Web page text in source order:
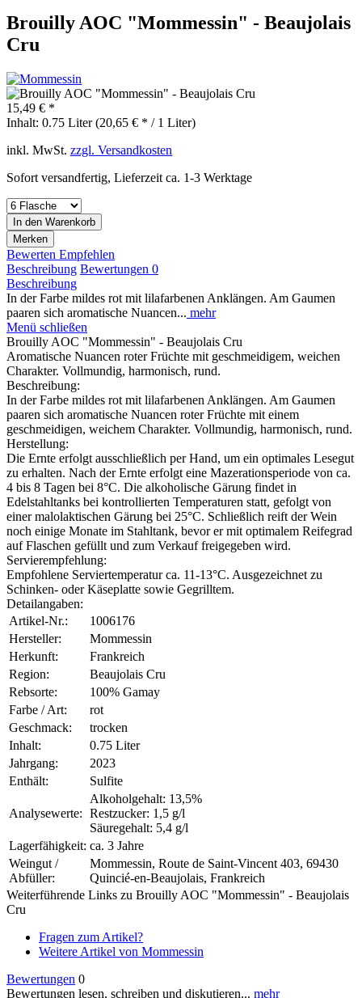
Brouilly AOC "Mommessin" - Beaujolais
Cru
15,49 € *
Inhalt: 0.75 Liter (20,65 € * / 1 Liter)
inkl. MwSt. zzgl. Versandkosten
Sofort versandfertig, Lieferzeit ca. 1-3 Werktage
In den Warenkorb
Merken
Bewerten Empfehlen
Beschreibung Bewertungen 0
Beschreibung
In der Farbe mildes rot mit lilafarbenen Anklängen. Am Gaumen
paaren sich aromatische Nuancen... mehr
Menü schließen
Brouilly AOC "Mommessin" - Beaujolais Cru
Aromatische Nuancen roter Früchte mit geschmeidigem, weichen
Charakter. Vollmundig, harmonisch, rund.
Beschreibung:
In der Farbe mildes rot mit lilafarbenen Anklängen. Am Gaumen
paaren sich aromatische Nuancen roter Früchte mit einem
geschmeidigen, weichem Charakter. Vollmundig, harmonisch, rund.
Herstellung:
Die Ernte erfolgt ausschließlich per Hand, um ein optimales Lesegut
zu erhalten. Nach der Ernte erfolgt eine Mazerationsperiode von ca.
4 bis 8 Tagen bei 8°C. Die alkoholische Gärung findet in
Edelstahltanks bei kontrollierten Temperaturen statt, gefolgt von
einer malolaktischen Gärung bei 25°C. Schließlich reift der Wein
noch einige Monate im Stahltank, bevor er mit optimalem Reifegrad
auf Flaschen gefüllt und zum Verkauf freigegeben wird.
Servierempfehlung:
Empfohlene Serviertemperatur ca. 11-13°C. Ausgezeichnet zu
Schinken- oder Käseplatte sowie Gegrilltem.
Detailangaben:
Artikel-Nr.:
1006176
Hersteller:
Mommessin
Herkunft:
Frankreich
Region:
Beaujolais Cru
Rebsorte:
100% Gamay
Farbe / Art:
rot
Geschmack:
trocken
Inhalt:
0.75 Liter
Jahrgang:
2023
Enthält:
Sulfite
Analysewerte:
Alkoholgehalt: 13,5%
Restzucker: 1,5 g/l
Säuregehalt: 5,4 g/l
Lagerfähigkeit: ca. 3 Jahre
Weingut /
Abfüller:
Mommessin, Route de Saint-Vincent 403, 69430
Quincié-en-Beaujolais, Frankreich
Weiterführende Links zu Brouilly AOC "Mommessin" - Beaujolais
Cru
Fragen zum Artikel?
Weitere Artikel von Mommessin
Bewertungen 0
Bewertungen lesen, schreiben und diskutieren... mehr